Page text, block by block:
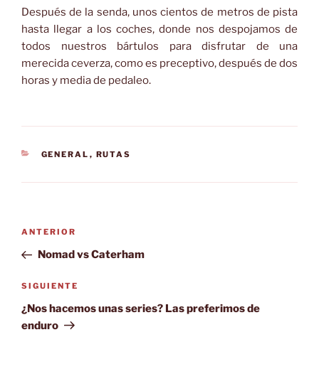
Después de la senda, unos cientos de metros de pista
hasta llegar a los coches, donde nos despojamos de
todos nuestros bártulos para disfrutar de una
merecida ceverza, como es preceptivo, después de dos
horas y media de pedaleo.
CATEGORÍAS
GENERAL , RUTAS
Navegación
entradas
Entrada
anterior:
ANTERIOR
Nomad vs Caterham
Siguiente
entrada
SIGUIENTE
¿Nos hacemos unas series? Las preferimos de
enduro